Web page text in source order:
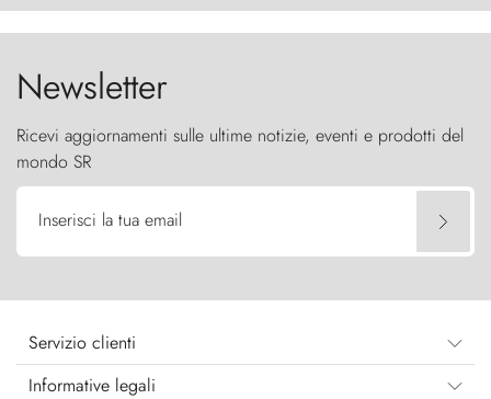
cielo come sentinelle di pietra.
Newsletter
Ricevi aggiornamenti sulle ultime notizie, eventi e prodotti del
mondo SR
Inserisci la tua email
Servizio clienti
Informative legali